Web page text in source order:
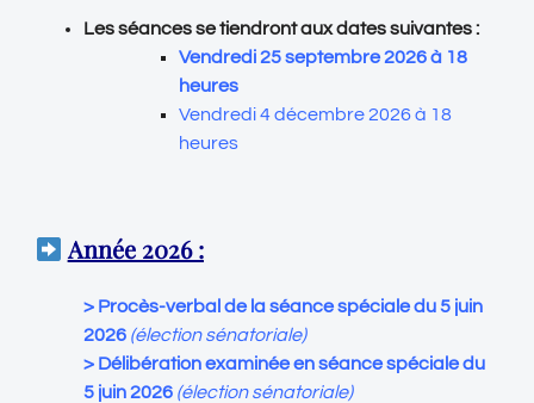
Les séances se tiendront aux dates suivantes :
Vendredi 25 septembre 2026 à 18
heures
Vendredi 4 décembre 2026 à 18
heures
Année 2026 :
> Procès-verbal de la séance spéciale du 5 juin
2026 (élection sénatoriale)
> Délibération examinée en séance spéciale du
5 juin 2026 (élection sénatoriale)